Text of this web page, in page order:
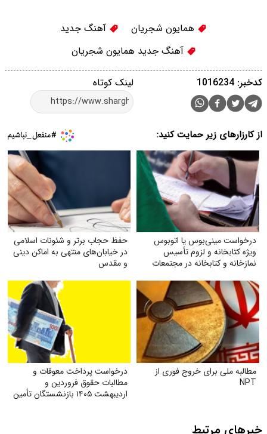
همایون شجریان
آهنگ جدید
آهنگ جدید همایون شجریان
لینک کوتاه کدخبر: 1016234
از کارزارهای زیر حمایت کنید:
درخواست مینی‌بوس یا اتوبوس
ویژه کتابخانه و لزوم تأسیس
نمازخانه و کتابخانه در مجتمعات
حفظ حجاب برتر و شئونات اسلامی
در خیابان‌های منتهی به اماکن دینی
و مقدس
مطالبه ملی برای خروج فوری از
NPT
درخواست پرداخت معوقات و
مطالبات حقوق فروردین و
اردیبهشت ۱۴۰۵ بازنشستگان تأمین
خبرهای مرتبط